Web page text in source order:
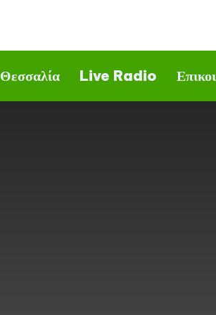
Θεσσαλία Live Radio